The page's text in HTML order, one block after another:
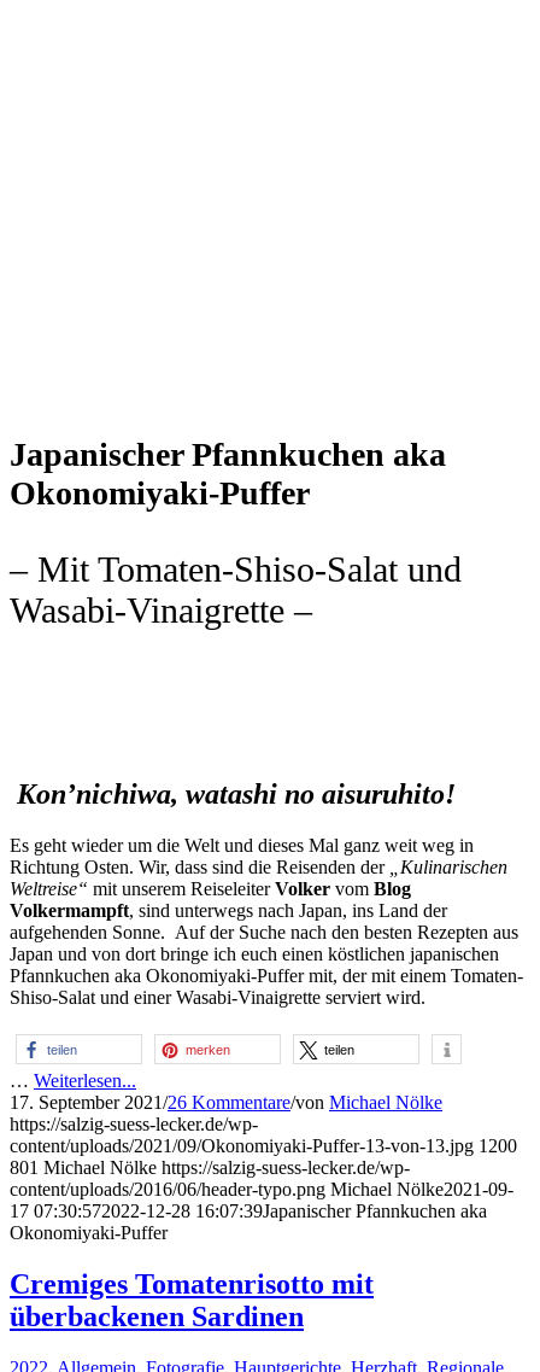
Japanischer Pfannkuchen aka
Okonomiyaki-Puffer
– Mit Tomaten-Shiso-Salat und
Wasabi-Vinaigrette –
Kon’nichiwa, watashi no aisuruhito!
Es geht wieder um die Welt und dieses Mal ganz weit weg in
Richtung Osten. Wir, dass sind die Reisenden der
„Kulinarischen
Weltreise“ mit unserem ReiseleiterVolker vom Blog
Volkermampft, sind unterwegs nach Japan, ins Land der
aufgehenden Sonne. Auf der Suche nach den besten Rezepten aus
Japan und von dort bringe ich euch einen köstlichen japanischen
Pfannkuchen aka Okonomiyaki-Puffer mit, der mit einem Tomaten-
Shiso-Salat und einer Wasabi-Vinaigrette serviert wird.
teilen merken teilen
… Weiterlesen...
17. September 2021/26 Kommentare/von Michael Nölke
https://salzig-suess-lecker.de/wp-
content/uploads/2021/09/Okonomiyaki-Puffer-13-von-13.jpg 1200
801 Michael Nölke https://salzig-suess-lecker.de/wp-
content/uploads/2016/06/header-typo.png Michael Nölke2021-09-
17 07:30:572022-12-28 16:07:39Japanischer Pfannkuchen aka
Okonomiyaki-Puffer
Cremiges Tomatenrisotto mit
überbackenen Sardinen
2022, Allgemein, Fotografie, Hauptgerichte, Herzhaft, Regionale